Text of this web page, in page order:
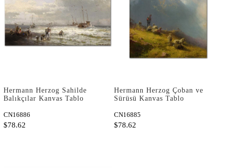
Hermann Herzog Sahilde
Balıkçılar Kanvas Tablo
CN16886
$78.62
Hermann Herzog Çoban ve
Sürüsü Kanvas Tablo
CN16885
$78.62